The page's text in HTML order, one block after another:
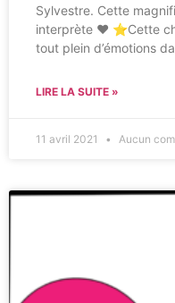
Sylvestre. Cette
interprète ♥ ⭐Cette
tout plein d’émotions
LIRE LA SUITE »
11 avril 2021 Aucun